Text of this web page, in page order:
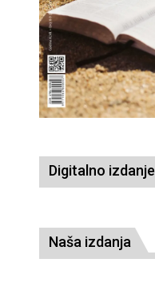
Digitalno izdanje
Naša izdanja